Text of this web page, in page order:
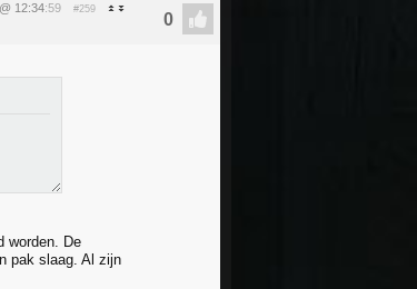
12:34:59 #259
worden. De
pak slaag. Al zijn